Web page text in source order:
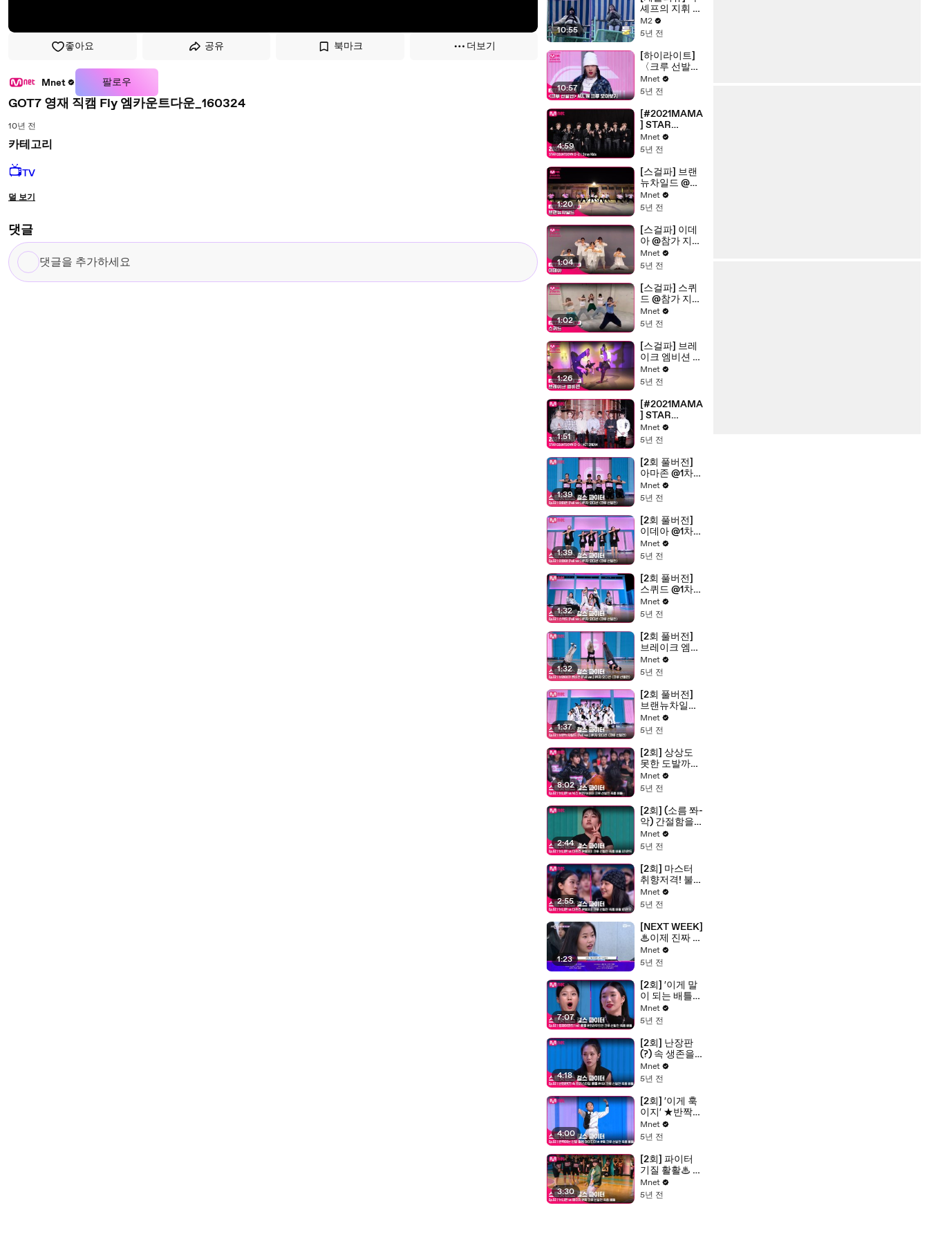
좋아요 공유 북마크 더보기
Mnet 팔로우
GOT7 영재 직캠 Fly 엠카운트다운_160324
10년 전
카테고리
📺TV
덜 보기
댓글
댓
글
10:55
셰프의 지휘 아
래 이뤄지는 요
리 타임! 스릴
에의 번지 도전
의 결과는? |
Ep.2
M2
5년 전
10:57
[하이라이트]
〈크루 선발
전〉 ALL IN 크
루 모아보기
Mnet
5년 전
4:59
[#2021MAMA
] STAR
COUNTDOW
N D-2 by
Mnet
5년 전
1:20
[스걸파] 브랜
뉴차일드 @참
가 지원 영상
Mnet
5년 전
1:04
[스걸파] 이데
아 @참가 지원
영상
Mnet
5년 전
1:02
[스걸파] 스퀴
드 @참가 지원
영상
Mnet
5년 전
1:26
[스걸파] 브레
이크 엠비션 @
참가 지원 영상
Mnet
5년 전
1:51
[#2021MAMA
] STAR
COUNTDOW
N D-3 by NCT
Mnet
5년 전
1:39
[2회 풀버전]
아마존 @1차
오디션 〈크루
선발전〉
Mnet
5년 전
1:39
[2회 풀버전]
이데아 @1차
오디션 〈크루
선발전〉
Mnet
5년 전
1:32
[2회 풀버전]
스퀴드 @1차
오디션 〈크루
선발전〉
Mnet
5년 전
1:32
[2회 풀버전]
브레이크 엠비
션 @1차 오디
션 〈크루 선발
Mnet
5년 전
1:37
[2회 풀버전]
브랜뉴차일드
@1차 오디션
〈크루 선발
Mnet
5년 전
8:02
[2회] 상상도
못한 도발까
지.. ㄴㅇㄱ 뉴
니온 vs 뉙스 @
루 선발전 즉흥
배틀
Mnet
5년 전
2:44
[2회] (소름 쫘-
악) 간절함을
무기로.. 하얗
게 불태운 뉴니
웨이비 크루 선
발전 즉흥 배틀
2라운드
Mnet
5년 전
2:55
[2회] 마스터
취향저격! 불꽃
튀는 리더들의
싸움! 뉴니온
이비 크루 선발
전 즉흥 배틀 1
라운드
Mnet
5년 전
1:23
[NEXT WEEK]
♨이제 진짜 싸
워 보자♨ 드디
어 공개되는 '원
션' 크루들의 가
면 속 정체!
Mnet
5년 전
7:07
[2회] ′이게 말
이 되는 배틀인
가..ㅠㅠ′ 찐 배
틀러 립제이와
프라우드먼 크
루 선발전 즉흥
배틀
Mnet
5년 전
4:18
[2회] 난장판
(?) 속 생존을
위한 4 크루의
프리스타일 배
선발전 즉흥 배
틀
Mnet
5년 전
4:00
[2회] ′이게 훅
이지′ ★반짝이
는 신발 활용 아
이디어★를 선
@훅 크루 선발
전 즉흥 배틀
Mnet
5년 전
3:30
[2회] 파이터
기질 활활♨ 박
빙의 승부! 뉴
니온 vs 에이치
Mnet
5년 전